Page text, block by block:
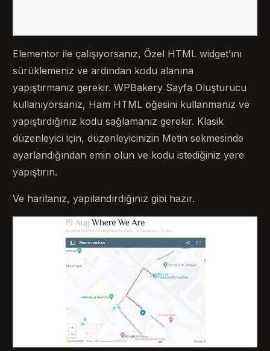
Elementor ile çalışıyorsanız, Özel HTML widget’ını
sürüklemeniz ve ardından kodu alanına
yapıştırmanız gerekir. WPBakery Sayfa Oluşturucu
kullanıyorsanız, Ham HTML öğesini kullanmanız ve
yapıştırdığınız kodu sağlamanız gerekir. Klasik
düzenleyici için, düzenleyicinizin Metin sekmesinde
ayarlandığından emin olun ve kodu istediğiniz yere
yapıştırın.
Ve haritanız, yapılandırdığınız gibi hazır.